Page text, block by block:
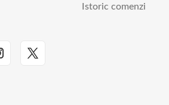
Istoric comenzi